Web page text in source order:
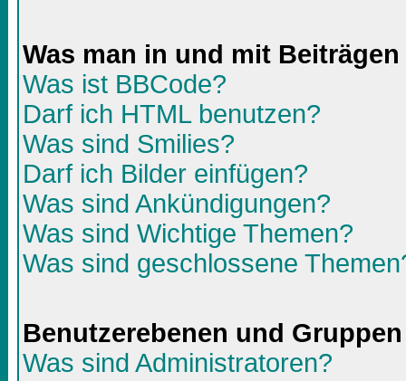
Was man in und mit
Was ist BBCode?
Darf ich HTML benutzen?
Was sind Smilies?
Darf ich Bilder einfügen?
Was sind Ankündigungen?
Was sind Wichtige Themen?
Was sind geschlossene
Benutzerebenen und Gruppen
Was sind Administratoren?